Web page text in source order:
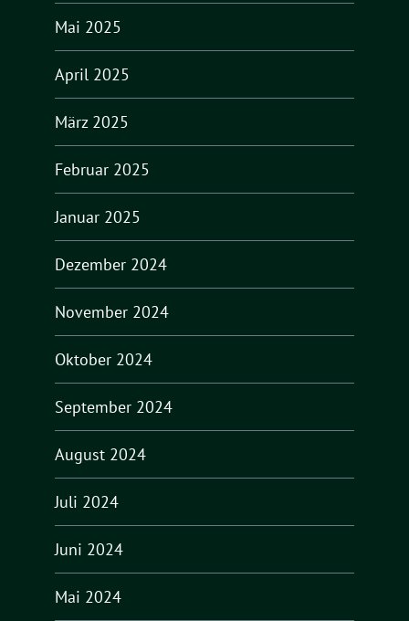
Mai 2025
April 2025
März 2025
Februar 2025
Januar 2025
Dezember 2024
November 2024
Oktober 2024
September 2024
August 2024
Juli 2024
Juni 2024
Mai 2024